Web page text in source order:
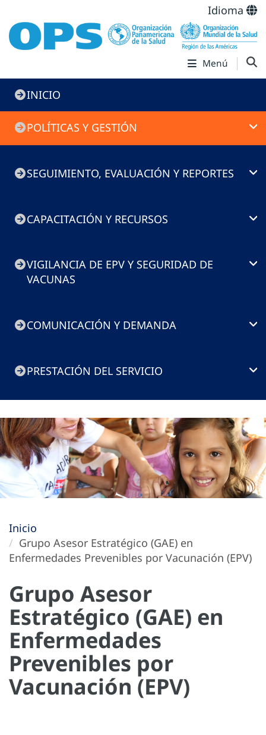
Idioma
Menú
Immunization
Toolkit
INICIO
POLÍTICAS Y GESTIÓN
SEGUIMIENTO, EVALUACIÓN Y REPORTES
CAPACITACIÓN Y RECURSOS
VIGILANCIA DE EPV Y SEGURIDAD DE
VACUNAS
COMUNICACIÓN Y DEMANDA
PRESTACIÓN DEL SERVICIO
Inicio
Grupo Asesor Estratégico (GAE) en
Enfermedades Prevenibles por Vacunación (EPV)
Grupo Asesor
Estratégico (GAE) en
Enfermedades
Prevenibles por
Vacunación (EPV)